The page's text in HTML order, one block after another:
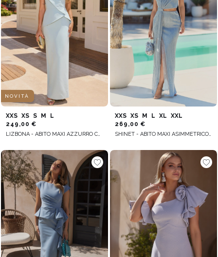
NOVITÀ
XXS XS S M
L
249,00 €
LIZBONA - ABITO MAXI AZZURRO CON BASCHINA E FIORE REALIZZATO A MANO
XXS XS M L XL
XXL
269,00 €
SHINET - ABITO MAXI ASIMMETRICO CON PIUME